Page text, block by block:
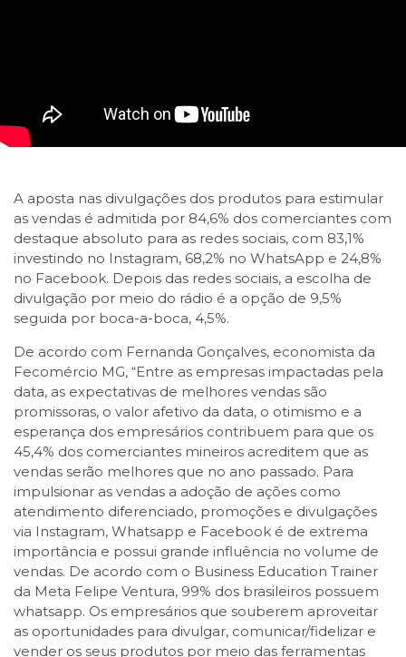
A aposta nas divulgações dos produtos para estimular
as vendas é admitida por 84,6% dos comerciantes com
destaque absoluto para as redes sociais, com 83,1%
investindo no Instagram, 68,2% no WhatsApp e 24,8%
no Facebook. Depois das redes sociais, a escolha de
divulgação por meio do rádio é a opção de 9,5%
seguida por boca-a-boca, 4,5%.
De acordo com Fernanda Gonçalves, economista da
Fecomércio MG, “Entre as empresas impactadas pela
data, as expectativas de melhores vendas são
promissoras, o valor afetivo da data, o otimismo e a
esperança dos empresários contribuem para que os
45,4% dos comerciantes mineiros acreditem que as
vendas serão melhores que no ano passado. Para
impulsionar as vendas a adoção de ações como
atendimento diferenciado, promoções e divulgações
via Instagram, Whatsapp e Facebook é de extrema
importância e possui grande influência no volume de
vendas. De acordo com o Business Education Trainer
da Meta Felipe Ventura, 99% dos brasileiros possuem
whatsapp. Os empresários que souberem aproveitar
as oportunidades para divulgar, comunicar/fidelizar e
vender os seus produtos por meio das ferramentas